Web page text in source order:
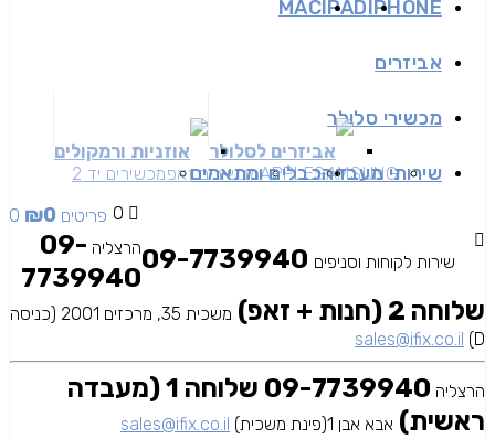
IPHONE
IPAD
MAC
אביזרים
אביזרים לסלולר אוזניות ורמקולים
מכשירי סלולר
SAMSUNG
APPLEמכשירים זאפמכשירים יד 2 שירותי מעבדהכבלים ומתאמים
0 0 פריטים ₪0
שירות לקוחות וסניפים
הרצליה 09-
7739940
שלוחה 2 (חנות + זאפ)
משכית 35, מרכזים 2001 (כניסה
D)
sales@ifix.co.il
הרצליה
09-7739940 שלוחה 1 (מעבדה
ראשית) אבא אבן 1(פינת משכית) sales@ifix.co.il